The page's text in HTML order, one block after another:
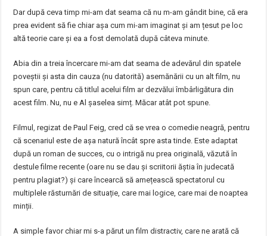
Dar după ceva timp mi-am dat seama că nu m-am gândit bine, că era
prea evident să fie chiar așa cum mi-am imaginat și am țesut pe loc
altă teorie care și ea a fost demolată după câteva minute.
Abia din a treia încercare mi-am dat seama de adevărul din spatele
poveștii și asta din cauza (nu datorită) asemănării cu un alt film, nu
spun care, pentru că titlul acelui film ar dezvălui îmbârligătura din
acest film. Nu, nu e Al șaselea simț. Măcar atât pot spune.
Filmul, regizat de Paul Feig, cred că se vrea o comedie neagră, pentru
că scenariul este de așa natură încât spre asta tinde. Este adaptat
după un roman de succes, cu o intrigă nu prea originală, văzută în
destule filme recente (oare nu se dau și scriitorii ăștia în judecată
pentru plagiat?) și care încearcă să amețească spectatorul cu
multiplele răsturnări de situație, care mai logice, care mai de noaptea
minții.
A simple favor chiar mi s-a părut un film distractiv, care ne arată că